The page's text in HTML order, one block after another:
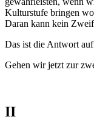
Kulturstufe bringen
Daran kann kein
Das ist die Antwort
Gehen wir jetzt zur
II